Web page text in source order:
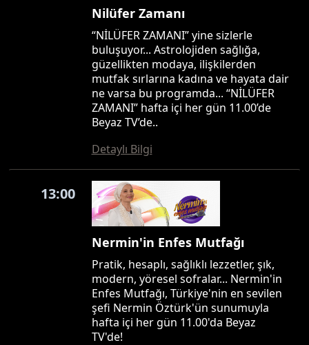
Nilüfer Zamanı
“NİLÜFER ZAMANI” yine sizlerle
buluşuyor... Astrolojiden sağlığa,
güzellikten modaya, ilişkilerden
mutfak sırlarına kadına ve hayata dair
ne varsa bu programda... “NİLÜFER
ZAMANI” hafta içi her gün 11.00’de
Beyaz TV’de..
Detaylı Bilgi
13:00
Nermin'in Enfes Mutfağı
Pratik, hesaplı, sağlıklı lezzetler, şık,
modern, yöresel sofralar... Nermin'in
Enfes Mutfağı, Türkiye'nin en sevilen
şefi Nermin Öztürk'ün sunumuyla
hafta içi her gün 11.00'da Beyaz
TV'de!